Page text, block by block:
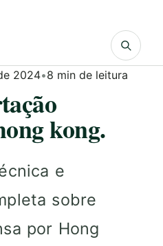
2024•8 min de leitura
kong.
e
sobre
por Hong